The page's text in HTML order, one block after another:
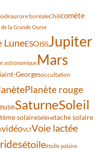
aurore boréaleChilicomète
la Grande Ourse
LuneESOISSJupiter
astronomiqueMars
Georgesoccultation
Planète rouge
SaturneSoleil
solaireSélénétache solaire
vidéoVLTVoie lactée
étoileétoile polaire